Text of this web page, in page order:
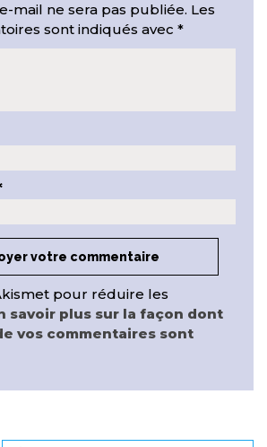
mail ne sera pas publiée. Les
sont indiqués avec *
pour réduire les
savoir plus sur la façon dont
vos commentaires sont